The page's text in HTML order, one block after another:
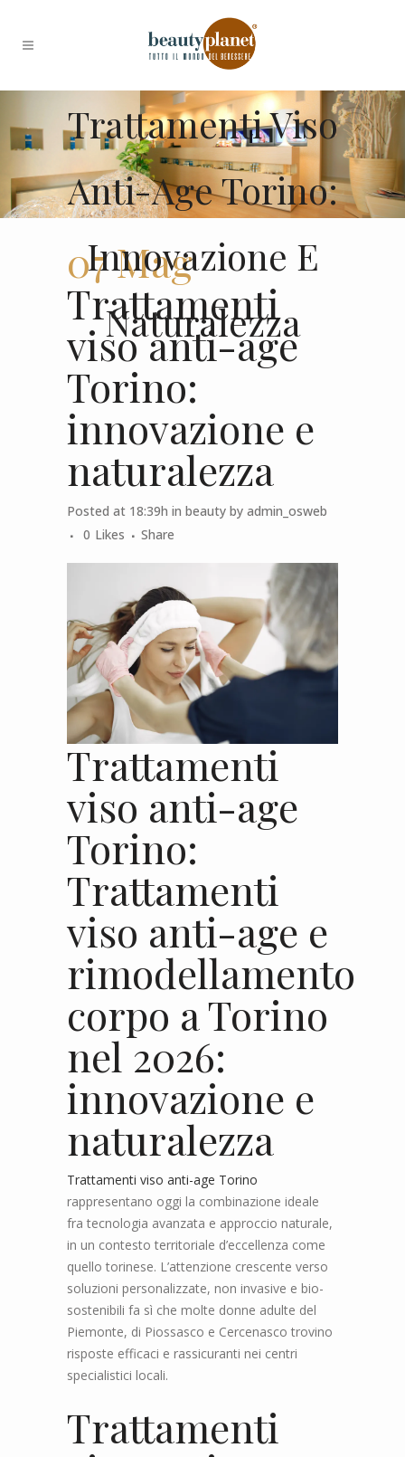
Trattamenti Viso
Anti-Age Torino:
Innovazione E
Naturalezza
07 Mag
Trattamenti
viso anti-age
Torino:
innovazione e
naturalezza
Posted at 18:39h in beauty by admin_osweb
0 Likes Share
Trattamenti
viso anti-age
Torino:
Trattamenti
viso anti-age e
rimodellamento
corpo a Torino
nel 2026:
innovazione e
naturalezza
Trattamenti viso anti-age Torino
rappresentano oggi la combinazione ideale
fra tecnologia avanzata e approccio naturale,
in un contesto territoriale d’eccellenza come
quello torinese. L’attenzione crescente verso
soluzioni personalizzate, non invasive e bio-
sostenibili fa sì che molte donne adulte del
Piemonte, di Piossasco e Cercenasco trovino
risposte efficaci e rassicuranti nei centri
specialistici locali.
Trattamenti